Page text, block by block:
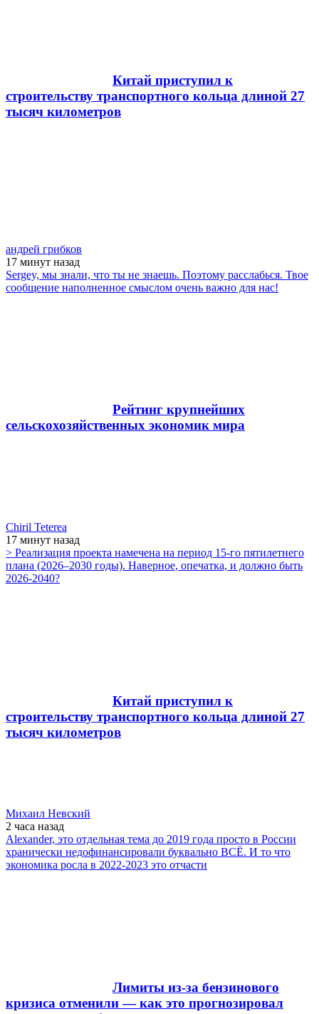
Китай приступил к
строительству транспортного кольца длиной 27
тысяч километров
андрей грибков
17 минут назад
Sergey, мы знали, что ты не знаешь. Поэтому расслабься. Твое
сообщение наполненное смыслом очень важно для нас!
Рейтинг крупнейших
сельскохозяйственных экономик мира
Chiril Teterea
17 минут назад
> Реализация проекта намечена на период 15-го пятилетнего
плана (2026–2030 годы). Наверное, опечатка, и должно быть
2026-2040?
Китай приступил к
строительству транспортного кольца длиной 27
тысяч километров
Михаил Невский
2 часа назад
Alexander, это отдельная тема до 2019 года просто в России
хранически недофинансировали буквально ВСЁ. И то что
экономика росла в 2022-2023 это отчасти
Лимиты из-за бензинового
кризиса отменили — как это прогнозировал